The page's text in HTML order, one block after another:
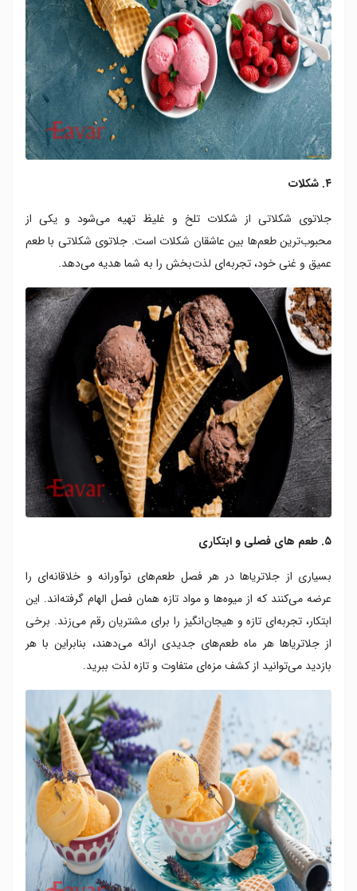
۴. شکلات
جلاتوی شکلاتی از شکلات تلخ و غلیظ تهیه می‌شود و یکی از
محبوب‌ترین طعم‌ها بین عاشقان شکلات است. جلاتوی شکلاتی با طعم
عمیق و غنی خود، تجربه‌ای لذت‌بخش را به شما هدیه می‌دهد.
۵. طعم های فصلی و ابتکاری
بسیاری از جلاتریاها در هر فصل طعم‌های نوآورانه و خلاقانه‌ای را
عرضه می‌کنند که از میوه‌ها و مواد تازه همان فصل الهام گرفته‌اند. این
ابتکار، تجربه‌ای تازه و هیجان‌انگیز را برای مشتریان رقم می‌زند. برخی
از جلاتریاها هر ماه طعم‌های جدیدی ارائه می‌دهند، بنابراین با هر
بازدید می‌توانید از کشف مزه‌ای متفاوت و تازه لذت ببرید.